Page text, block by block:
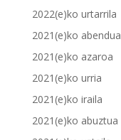
2022(e)ko urtarrila
2021(e)ko abendua
2021(e)ko azaroa
2021(e)ko urria
2021(e)ko iraila
2021(e)ko abuztua